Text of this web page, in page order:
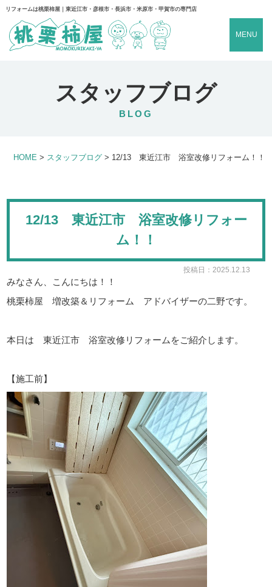
リフォームは桃栗柿屋｜東近江市・彦根市・長浜市・米原市・甲賀市の専門店
MENU
スタッフブログ
BLOG
HOME > スタッフブログ> 12/13 東近江市 浴室改修リフォーム！！
12/13 東近江市 浴室改修リフォー
ム！！
投稿日：2025.12.13
みなさん、こんにちは！！
桃栗柿屋 増改築＆リフォーム アドバイザーの二野です。
本日は 東近江市 浴室改修リフォームをご紹介します。
【施工前】